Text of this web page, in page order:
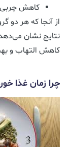
کاهش
از آنجا که هر دو
نتایج نشان
کاهش التهاب و
چرا زمان غذا